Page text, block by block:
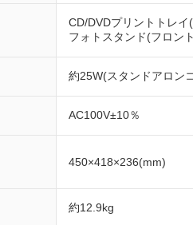
CD/DVDプリントトレ
フォトスタンド(フロン
約25W(スタンドアロン
AC100V±10％
450×418×236(mm)
約12.9kg